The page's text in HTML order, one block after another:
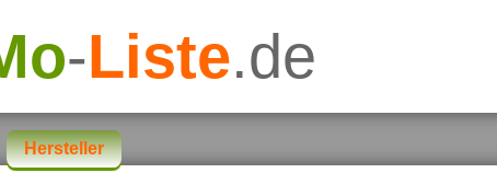
-Liste.de
Hersteller